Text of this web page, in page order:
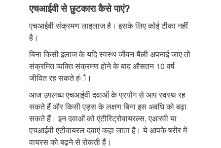
एचआईवी से छुटकारा कैसे पाएं?
एचआईवी संक्रमण लाइलाज है। इसके लिए कोई टीका नहीं
है।
बिना किसी इलाज के यदि स्वस्थ जीवन-षैली अपनाई जाए तो
संक्रमित व्यक्ति संक्रमण होने के बाद औसतन 10 वर्ष
जीवित रह सकते हंै।
आज उपलब्ध एचआईवी दवाओं के प्रयोग से आप स्वस्थ रह
सकते हैं और किसी एड्स के लक्षण बिना इस अवधि को बढ़ा
सकते हैं। इन दवाओं को एंटीरिट्रोवायरल्स, एआरवी या
एचआईवी एंटीवायरल दवाएं कहा जाता है। ये आपके षरीर में
वायरस को बढ़ने से रोकती हैं।